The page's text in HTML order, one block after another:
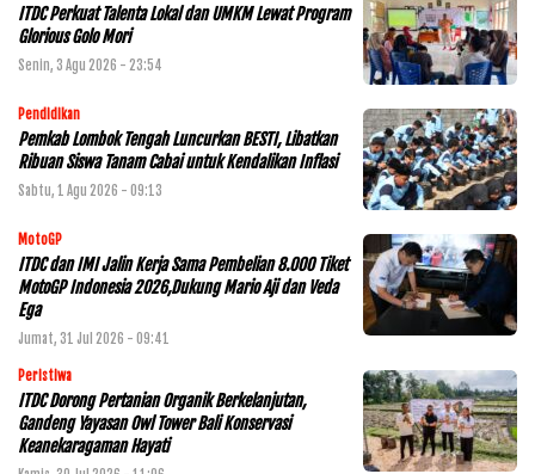
ITDC Perkuat Talenta Lokal dan UMKM Lewat Program
Glorious Golo Mori
Senin, 3 Agu 2026 - 23:54
Pendidikan
Pemkab Lombok Tengah Luncurkan BESTI, Libatkan
Ribuan Siswa Tanam Cabai untuk Kendalikan Inflasi
Sabtu, 1 Agu 2026 - 09:13
MotoGP
ITDC dan IMI Jalin Kerja Sama Pembelian 8.000 Tiket
MotoGP Indonesia 2026,Dukung Mario Aji dan Veda
Ega
Jumat, 31 Jul 2026 - 09:41
Peristiwa
ITDC Dorong Pertanian Organik Berkelanjutan,
Gandeng Yayasan Owl Tower Bali Konservasi
Keanekaragaman Hayati